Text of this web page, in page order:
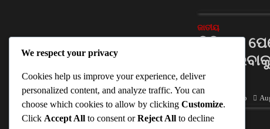
ଜାତୀୟ
ଡିଜିଟାଲ
ଲାଗୁ
କ୍ଷମତା
Ankita Sahoo
ଜାତୀୟ
We respect your privacy
Cookies help us improve your experience, deliver
personalized content, and analyze traffic. You can
choose which cookies to allow by clicking Customize.
Click Accept All to consent orReject All to decline